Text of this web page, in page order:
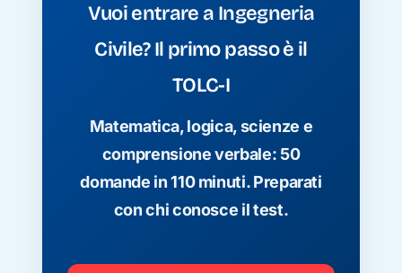
Vuoi entrare a Ingegneria
Civile? Il primo passo è il
TOLC-I
Matematica, logica, scienze e
comprensione verbale: 50
domande in 110 minuti. Preparati
con chi conosce il test.